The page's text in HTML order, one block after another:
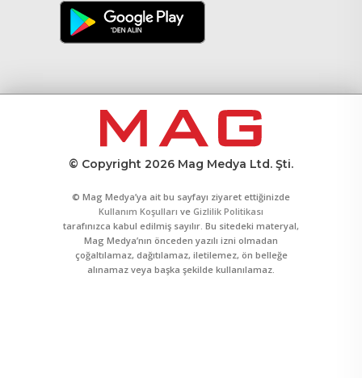
© Copyright 2026 Mag Medya Ltd. Şti.
© Mag Medya’ya ait bu sayfayı ziyaret ettiğinizde
Kullanım Koşulları ve Gizlilik Politikası
tarafınızca kabul edilmiş sayılır. Bu sitedeki materyal,
Mag Medya’nın önceden yazılı izni olmadan
çoğaltılamaz, dağıtılamaz, iletilemez, ön belleğe
alınamaz veya başka şekilde kullanılamaz.